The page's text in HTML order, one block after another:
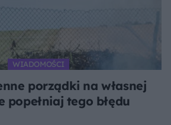
WIADOMOŚCI
porządki na własnej
popełniaj tego błędu